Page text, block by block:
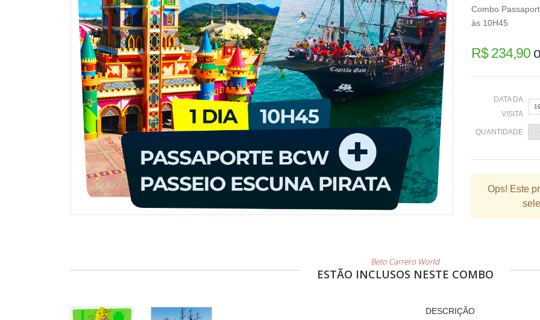
Combo
às 10H45
R$ 234,90
DATA DA
VISITA
2
9
QUANTIDADE
Ops! Este
Beto Carrero World
ESTÃO INCLUSOS NESTE COMBO
DESCRIÇÃO